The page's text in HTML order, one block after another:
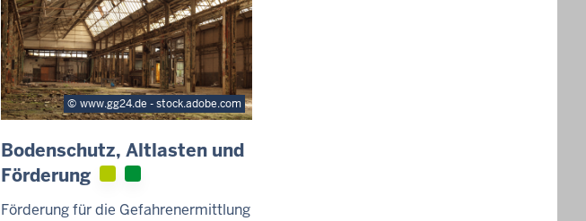
www.gg24.de - stock.adobe.com
Bodenschutz, Altlasten und
Förderung
Förderung für die Gefahrenermittlung